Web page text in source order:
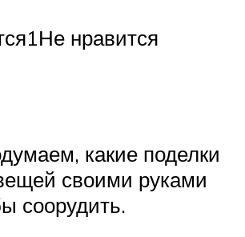
нравится
какие поделки
своими руками
соорудить.